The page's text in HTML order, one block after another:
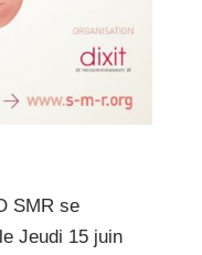
SMR se
Jeudi 15 juin